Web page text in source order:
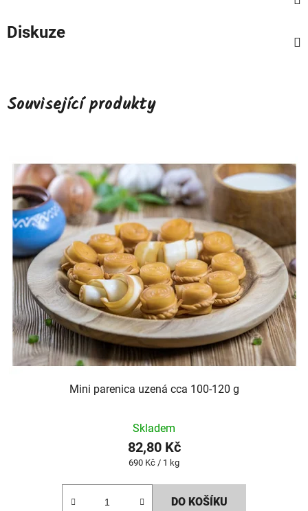
Diskuze
Související produkty
Mini parenica uzená cca 100-120 g
Skladem
82,80 Kč
Měrná
690 Kč / 1 kg
DO KOŠÍKU